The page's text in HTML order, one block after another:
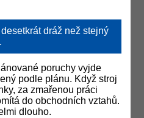
dráž než stejný
poruchy vyjde
podle plánu. Když stroj
za zmařenou práci
do obchodních vztahů.
dlouho.